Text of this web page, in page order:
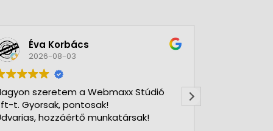
Éva Korbács
2026-08-03
szeretem a Webmaxx Stúdió
t. Gyorsak, pontosak!
hozzáértő munkatársak!